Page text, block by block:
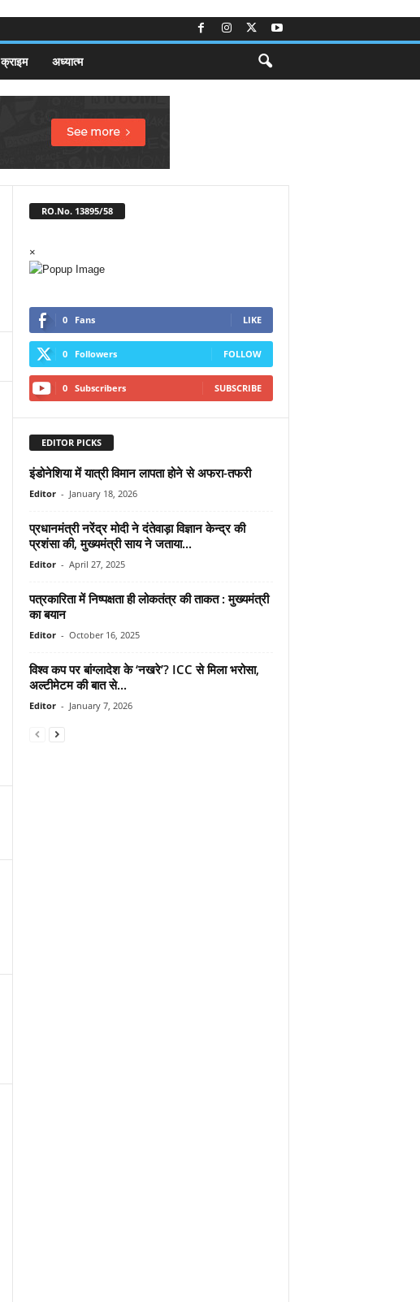
क्राइम अध्यात्म
RO.No. 13895/58
×
0 Fans LIKE
0 Followers FOLLOW
0 Subscribers SUBSCRIBE
EDITOR PICKS
इंडोनेशिया में यात्री विमान लापता होने से अफरा-तफरी
Editor - January 18, 2026
प्रधानमंत्री नरेंद्र मोदी ने दंतेवाड़ा विज्ञान केन्द्र की
प्रशंसा की, मुख्यमंत्री साय ने जताया...
Editor - April 27, 2025
पत्रकारिता में निष्पक्षता ही लोकतंत्र की ताकत : मुख्यमंत्री
का बयान
Editor - October 16, 2025
विश्व कप पर बांग्लादेश के ‘नखरे’? ICC से मिला भरोसा,
अल्टीमेटम की बात से...
Editor - January 7, 2026